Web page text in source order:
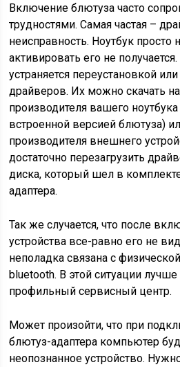
Включение блютуза часто
трудностями. Самая частая –
неисправность. Ноутбук просто
активировать его не
устраняется переустановкой
драйверов. Их можно скачать
производителя вашего
встроенной версией блютуза)
производителя внешнего
достаточно перезагрузить
диска, который шел в
адаптера.
Так же случается, что после
устройства все-равно его не
неполадка связана с
bluetooth. В этой ситуации лучше
профильный сервисный центр.
Может произойти, что при
блютуз-адаптера компьютер
неопознанное устройство.